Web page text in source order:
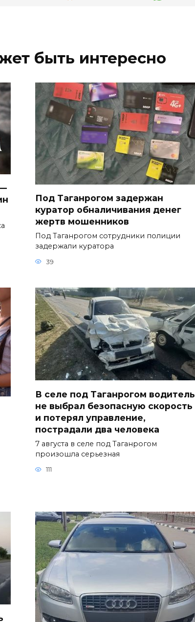
быть интересно
Под Таганрогом задержан
куратор обналичивания денег
жертв мошенников
Под Таганрогом сотрудники полиции
задержали куратора
39
В селе под Таганрогом водитель
не выбрал безопасную скорость
и потерял управление,
пострадали два человека
7 августа в селе под Таганрогом
произошла серьезная
111